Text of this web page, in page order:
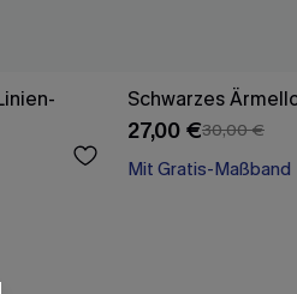
Schwarzes
27,00 €30,00 €
Mit Gratis-Maßband